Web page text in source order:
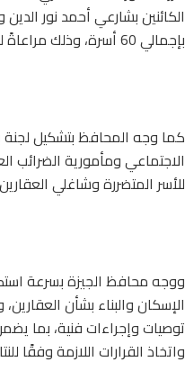
الكائنين بشارعي أحمد نور
بإجمالي 60 أسرة، وذلك مراعاةً للظروف الاستثنائية التي تمر بها الأسر المتضررة وتخفيفًا للأعباء المعيشية عنها.
كما وجه المحافظ بتشكيل لجنة
الاجتماعي ومأمورية الضرائب
للأسر المتضررة وشاغلي
ووجه محافظ الجيزة بسرعة
الإسكان والبناء بشأن
توصيات وإجراءات فنية، بما
واتخاذ القرارات اللازمة وفقًا